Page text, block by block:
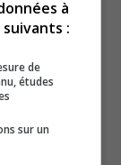
à
:
de
études
sur un